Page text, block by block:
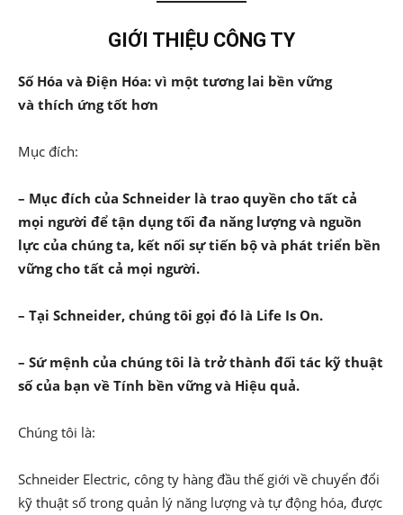
GIỚI THIỆU CÔNG TY
Số Hóa và Điện Hóa: vì một tương lai bền vững
và thích ứng tốt hơn
Mục đích:
– Mục đích của Schneider là trao quyền cho tất cả
mọi người để tận dụng tối đa năng lượng và nguồn
lực của chúng ta, kết nối sự tiến bộ và phát triển bền
vững cho tất cả mọi người.
– Tại Schneider, chúng tôi gọi đó là Life Is On.
– Sứ mệnh của chúng tôi là trở thành đối tác kỹ thuật
số của bạn về Tính bền vững và Hiệu quả.
Chúng tôi là:
Schneider Electric, công ty hàng đầu thế giới về chuyển đổi
kỹ thuật số trong quản lý năng lượng và tự động hóa, được